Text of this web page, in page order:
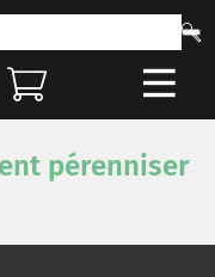
pérenniser